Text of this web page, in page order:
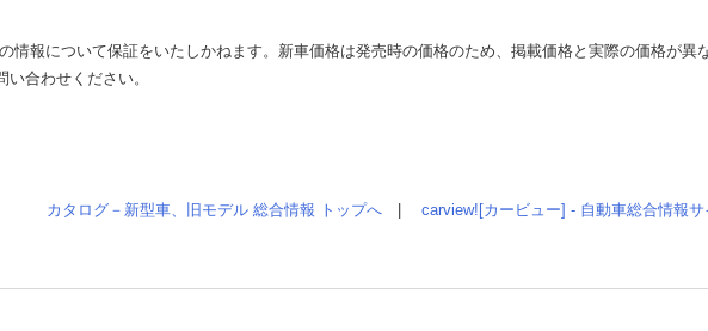
情報について保証をいたしかねます。新車価格は発売時の価格のため、掲載価格と実際の価格が異
合わせください。
カタログ－新型車、旧モデル 総合情報 トップへ carview![カービュー] - 自動車総合情報